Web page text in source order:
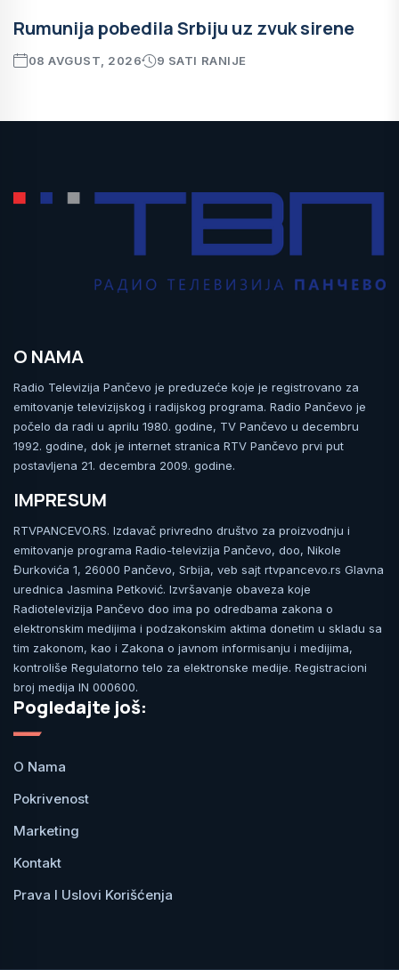
Rumunija pobedila Srbiju uz zvuk sirene
08 AVGUST, 2026 9 SATI RANIJE
O NAMA
Radio Televizija Pančevo je preduzeće koje je registrovano za
emitovanje televizijskog i radijskog programa. Radio Pančevo je
počelo da radi u aprilu 1980. godine, TV Pančevo u decembru
1992. godine, dok je internet stranica RTV Pančevo prvi put
postavljena 21. decembra 2009. godine.
IMPRESUM
RTVPANCEVO.RS. Izdavač privredno društvo za proizvodnju i
emitovanje programa Radio-televizija Pančevo, doo, Nikole
Đurkovića 1, 26000 Pančevo, Srbija, veb sajt rtvpancevo.rs Glavna
urednica Jasmina Petković. Izvršavanje obaveza koje
Radiotelevizija Pančevo doo ima po odredbama zakona o
elektronskim medijima i podzakonskim aktima donetim u skladu sa
tim zakonom, kao i Zakona o javnom informisanju i medijima,
kontroliše Regulatorno telo za elektronske medije. Registracioni
broj medija IN 000600.
Pogledajte još:
O Nama
Pokrivenost
Marketing
Kontakt
Prava I Uslovi Korišćenja